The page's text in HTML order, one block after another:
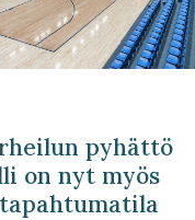
pyhättö
on nyt myös